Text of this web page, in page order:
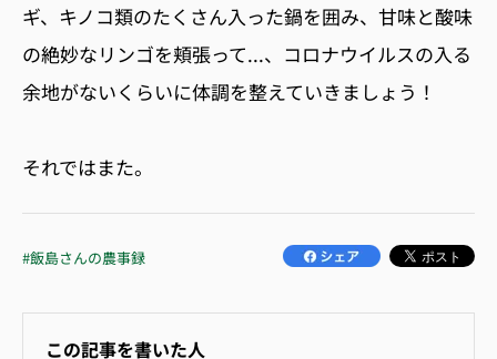
ギ、キノコ類のたくさん入った鍋を囲み、甘味と酸味
の絶妙なリンゴを頬張って...、コロナウイルスの入る
余地がないくらいに体調を整えていきましょう！
それではまた。
#飯島さんの農事録
この記事を書いた人